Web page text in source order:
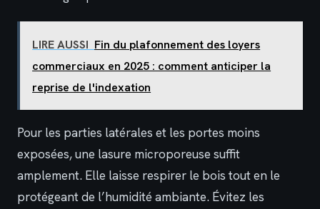
LIRE AUSSI Fin du plafonnement des loyers
commerciaux en 2025 : comment anticiper la
reprise de l'indexation
Pour les parties latérales et les portes moins
exposées, une lasure microporeuse suffit
amplement. Elle laisse respirer le bois tout en le
protégeant de l’humidité ambiante. Évitez les